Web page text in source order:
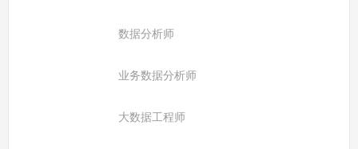
数据分析师
业务数据分析师
大数据工程师